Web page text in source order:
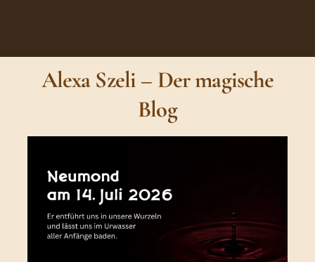
Alexa Szeli – Der magische
Blog